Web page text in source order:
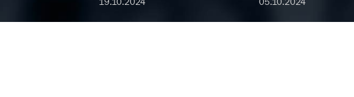
19.10.2024 05.10.2024